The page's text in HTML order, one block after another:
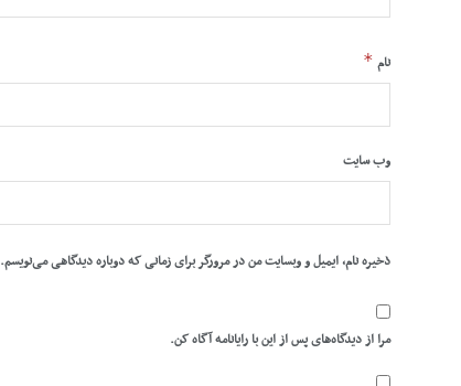
نام *
وب‌ سایت
ذخیره نام، ایمیل و وبسایت من در مرورگر برای زمانی که دوباره دیدگاهی می‌نویسم.
مرا از دیدگاه‌های پس از این با رایانامه آگاه کن.